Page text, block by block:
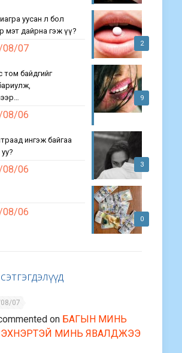
2
уусан л бол
мэт дайрна гэж үү?
08/07
9
том байдгийг
08/06
3
ингэж байгаа
08/06
0
08/06
07
on БАГЫН МИНЬ
МИНЬ ЯВАЛДЖЭЭ